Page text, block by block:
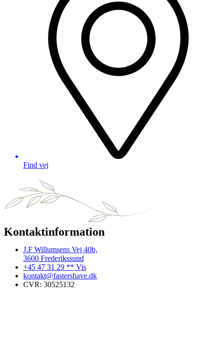
Find vej
Kontaktinformation
J.F Willumsens Vej 40b,
3600 Frederikssund
+45 47 31 29 ** Vis
kontakt@fastershave.dk
CVR: 30525132